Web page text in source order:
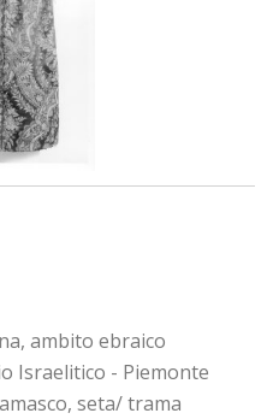
ambito ebraico
Israelitico - Piemonte
seta/ trama